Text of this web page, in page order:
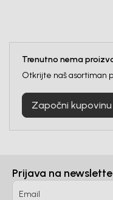
Trenutno nema
Otkrijte naš asortiman
Započni kupovinu
Prijava na
Email